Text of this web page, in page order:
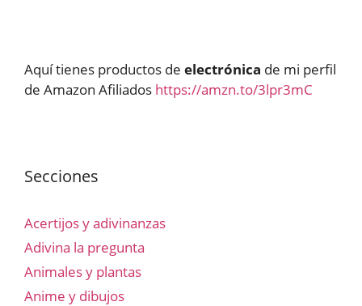
Aquí tienes productos de electrónica de mi perfil
de Amazon Afiliados https://amzn.to/3lpr3mC
Secciones
Acertijos y adivinanzas
Adivina la pregunta
Animales y plantas
Anime y dibujos